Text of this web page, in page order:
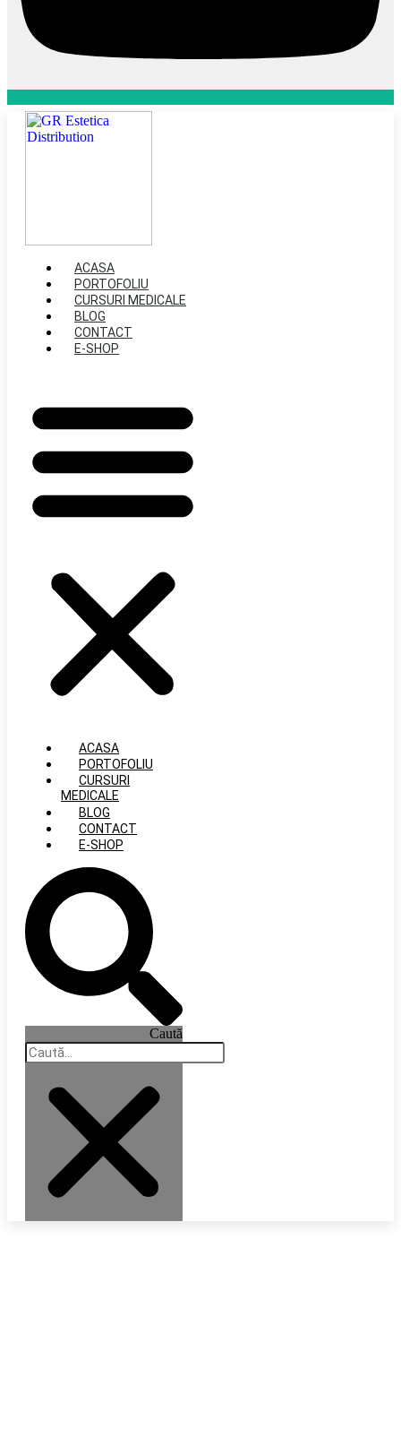
ACASA
PORTOFOLIU
CURSURI MEDICALE
BLOG
CONTACT
E-SHOP
ACASA
PORTOFOLIU
CURSURI
MEDICALE
BLOG
CONTACT
E-SHOP
Caută